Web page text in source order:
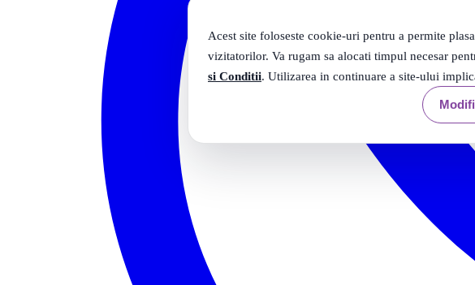
Acest site foloseste cookie-uri pentru a permite
vizitatorilor. Va rugam sa alocati timpul necesar
si Conditii. Utilizarea in continuare a site-ului